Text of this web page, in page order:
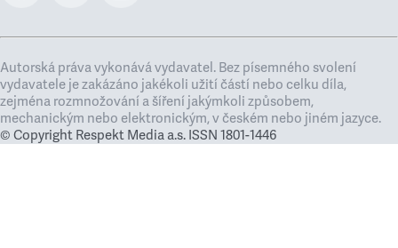
Autorská práva vykonává vydavatel. Bez písemného svolení
vydavatele je zakázáno jakékoli užití částí nebo celku díla,
zejména rozmnožování a šíření jakýmkoli způsobem,
mechanickým nebo elektronickým, v českém nebo jiném jazyce.
© Copyright Respekt Media a.s. ISSN 1801-1446